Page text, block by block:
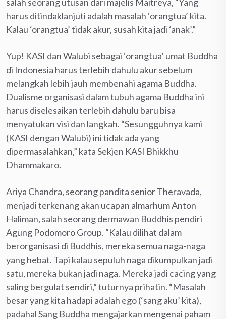
harus ditindaklanjuti adalah masalah ‘orangtua’ kita.
Kalau ‘orangtua’ tidak akur, susah kita jadi ‘anak’.”
Yup! KASI dan Walubi sebagai ‘orangtua’ umat Buddha
di Indonesia harus terlebih dahulu akur sebelum
melangkah lebih jauh membenahi agama Buddha.
Dualisme organisasi dalam tubuh agama Buddha ini
harus diselesaikan terlebih dahulu baru bisa
menyatukan visi dan langkah. “Sesungguhnya kami
(KASI dengan Walubi) ini tidak ada yang
dipermasalahkan,” kata Sekjen KASI Bhikkhu
Dhammakaro.
Ariya Chandra, seorang pandita senior Theravada,
menjadi terkenang akan ucapan almarhum Anton
Haliman, salah seorang dermawan Buddhis pendiri
Agung Podomoro Group. “Kalau dilihat dalam
berorganisasi di Buddhis, mereka semua naga-naga
yang hebat. Tapi kalau sepuluh naga dikumpulkan jadi
satu, mereka bukan jadi naga. Mereka jadi cacing yang
saling bergulat sendiri,” tuturnya prihatin. “Masalah
besar yang kita hadapi adalah ego (‘sang aku’ kita),
padahal Sang Buddha mengajarkan mengenai paham